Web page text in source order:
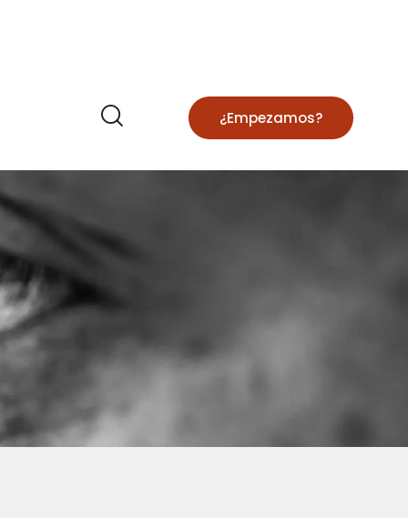
¿Empezamos?